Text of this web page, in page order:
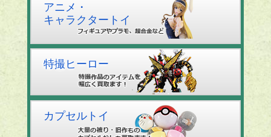
アニメ・
キャラクタートイ
特撮ヒーロー
カプセルトイ